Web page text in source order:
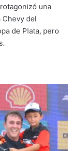
una
Chevy del
de Plata, pero